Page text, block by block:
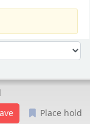
Place hold